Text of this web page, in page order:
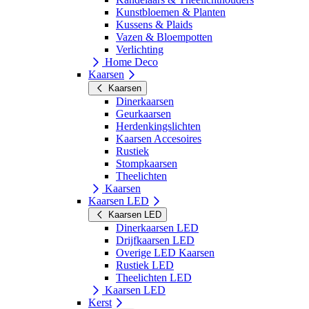
Kunstbloemen & Planten
Kussens & Plaids
Vazen & Bloempotten
Verlichting
Home Deco
Kaarsen
Kaarsen
Dinerkaarsen
Geurkaarsen
Herdenkingslichten
Kaarsen Accesoires
Rustiek
Stompkaarsen
Theelichten
Kaarsen
Kaarsen LED
Kaarsen LED
Dinerkaarsen LED
Drijfkaarsen LED
Overige LED Kaarsen
Rustiek LED
Theelichten LED
Kaarsen LED
Kerst